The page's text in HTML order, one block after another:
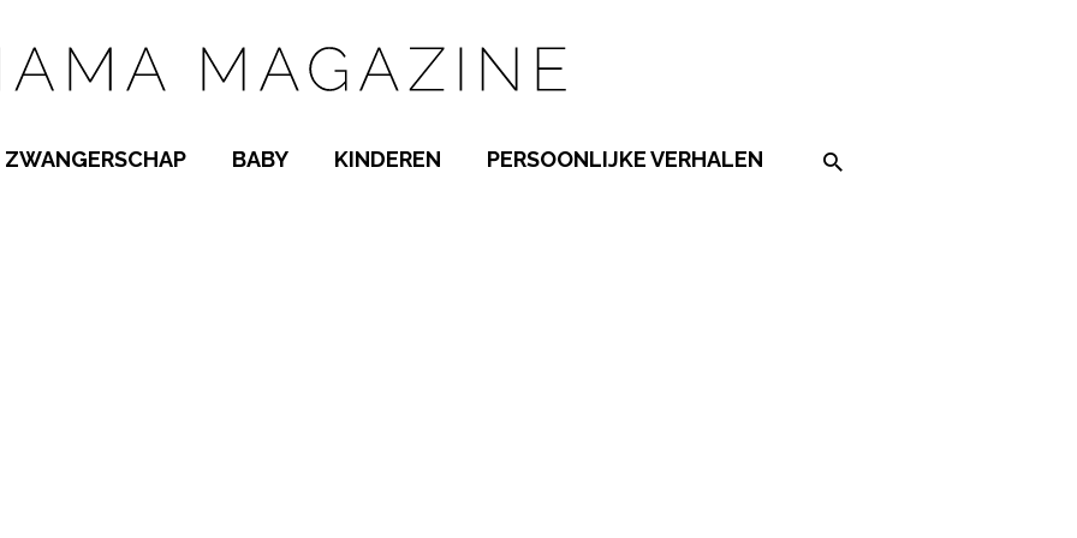
ZWANGERSCHAP BABY KINDEREN PERSOONLIJKE VERHALEN Search on the website